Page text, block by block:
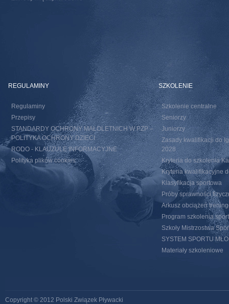
REGULAMINY
Regulaminy
Przepisy
STANDARDY OCHRONY MAŁOLETNICH W PZP –
POLITYKA OCHRONY DZIECI
RODO - KLAUZULE INFORMACYJNE
Polityka plików cookies
SZKOLENIE
Szkolenie centralne
Seniorzy
Juniorzy
Zasady kwalifikacji do
2028
Kryteria do szkolenia
Kryteria kwalifikacyjne
Klasyfikacja sportowa
Próby sprawności
Arkusz obciążeń
Program szkolenia
Szkoły Mistrzostwa
SYSTEM SPORTU
Materiały szkoleniowe
Copyright © 2012 Polski Związek Pływacki